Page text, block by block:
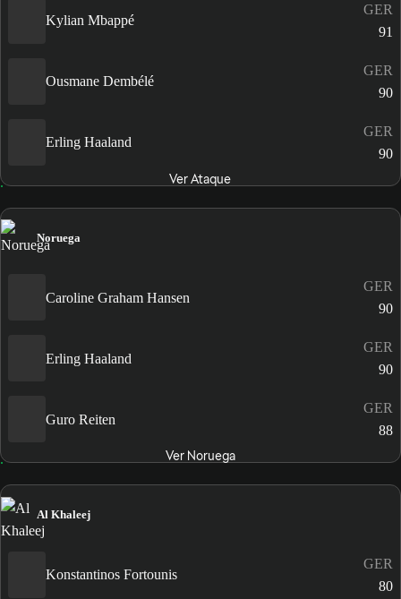
Kylian Mbappé
GER
91
Ousmane Dembélé
GER
90
Erling Haaland
GER
90
Ver Ataque
Noruega
Caroline Graham Hansen
GER
90
Erling Haaland
GER
90
Guro Reiten
GER
88
Ver Noruega
Al Khaleej
Konstantinos Fortounis
GER
80